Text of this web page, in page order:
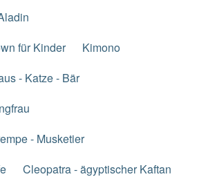
für Kinder
Kimono
- Katze - Bär
- Musketier
Cleopatra - ägyptischer Kaftan